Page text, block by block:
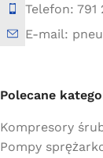
Telefon: 791
E-mail:
Polecane
Kompresory
Pompy